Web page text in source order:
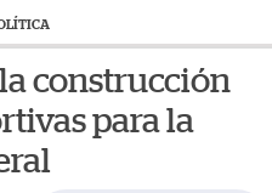
construcción
para la